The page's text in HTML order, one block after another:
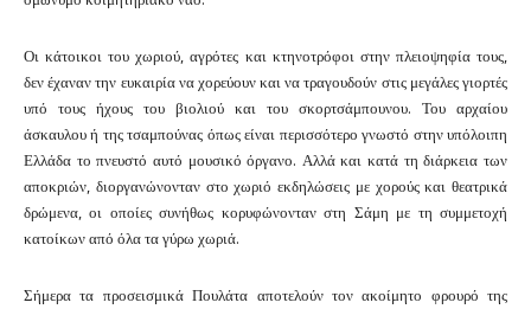
Οι κάτοικοι του χωριού, αγρότες και κτηνοτρόφοι στην πλειοψηφία τους,
δεν έχαναν την ευκαιρία να χορεύουν και να τραγουδούν στις μεγάλες γιορτές
υπό τους ήχους του βιολιού και του σκορτσάμπουνου. Του αρχαίου
άσκαυλου ή της τσαμπούνας όπως είναι περισσότερο γνωστό στην υπόλοιπη
Ελλάδα το πνευστό αυτό μουσικό όργανο. Αλλά και κατά τη διάρκεια των
αποκριών, διοργανώνονταν στο χωριό εκδηλώσεις με χορούς και θεατρικά
δρώμενα, οι οποίες συνήθως κορυφώνονταν στη Σάμη με τη συμμετοχή
κατοίκων από όλα τα γύρω χωριά.
Σήμερα τα προσεισμικά Πουλάτα αποτελούν τον ακοίμητο φρουρό της